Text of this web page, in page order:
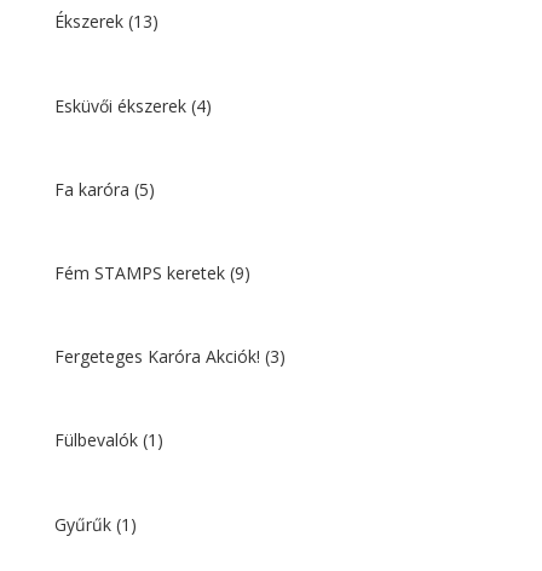
Ékszerek (13)
Esküvői ékszerek (4)
Fa karóra (5)
Fém STAMPS keretek (9)
Fergeteges Karóra Akciók! (3)
Fülbevalók (1)
Gyűrűk (1)